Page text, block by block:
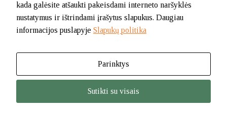
K. Donelaičio g. 6B, Klaipėda
I-V nuo 8.00 iki 17.00.
© 2026. BĮ Klaipėdos m. savivaldybės Tautinių kultūrų centras
kada galėsite atšaukti pakeisdami interneto naršyklės
nustatymus ir ištrindami įrašytus slapukus. Daugiau
informacijos puslapyje Slapukų politika
Parinktys
Sutikti su visais